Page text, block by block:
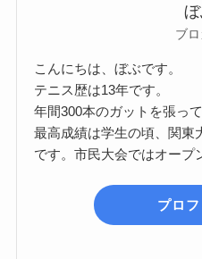
ブ
こんにちは、ぼぶです。
テニス歴は13年です。
年間300本のガットを張って
最高成績は学生の頃、関東
です。市民大会ではオープ
プロ